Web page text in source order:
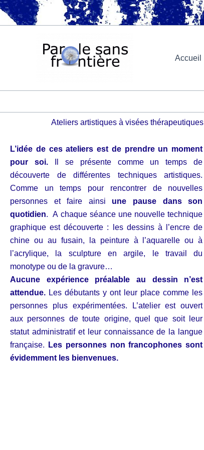
Aller
Accueil
Ateliers artistiques à visées thérapeutiques
L’idée de ces ateliers est de prendre un moment
pour soi.
Il se présente comme un temps de
découverte de différentes techniques artistiques.
Comme un temps pour rencontrer de nouvelles
personnes et faire ainsi une pause dans son
quotidien. A chaque séance une nouvelle technique
graphique est découverte : les dessins à l’encre de
chine ou au fusain, la peinture à l’aquarelle ou à
l’acrylique, la sculpture en argile, le travail du
monotype ou de la gravure…
Aucune expérience préalable au dessin n’est
attendue. Les débutants y ont leur place comme les
personnes plus expérimentées. L’atelier est ouvert
aux personnes de toute origine, quel que soit leur
statut administratif et leur connaissance de la langue
française.
Les personnes non francophones sont
évidemment les bienvenues.